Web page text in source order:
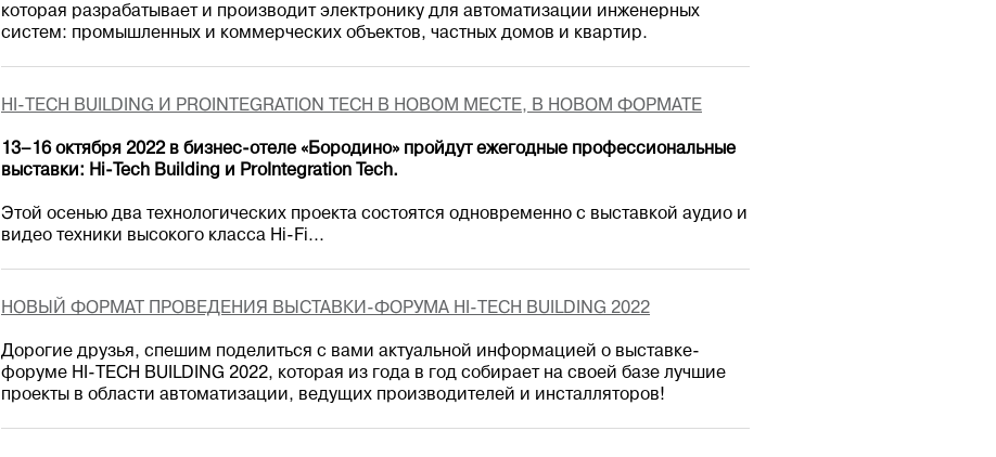
которая разрабатывает и производит электронику для автоматизации инженерных
систем: промышленных и коммерческих объектов, частных домов и квартир.
HI-TECH BUILDING И PROINTEGRATION TECH В НОВОМ МЕСТЕ, В НОВОМ ФОРМАТЕ
13–16 октября 2022 в бизнес-отеле «Бородино» пройдут ежегодные профессиональные
выставки: Hi-Tech Building и ProIntegration Tech.
Этой осенью два технологических проекта состоятся одновременно с выставкой аудио и
видео техники высокого класса Hi-Fi...
НОВЫЙ ФОРМАТ ПРОВЕДЕНИЯ ВЫСТАВКИ-ФОРУМА HI-TECH BUILDING 2022
Дорогие друзья, спешим поделиться с вами актуальной информацией о выставке-
форуме HI-TECH BUILDING 2022, которая из года в год собирает на своей базе лучшие
проекты в области автоматизации, ведущих производителей и инсталляторов!